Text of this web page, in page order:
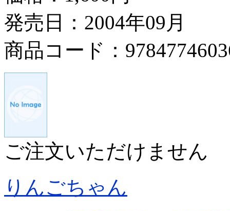
発売日：2004年09月
商品コード：
ご注文いただけません
りんごちゃん